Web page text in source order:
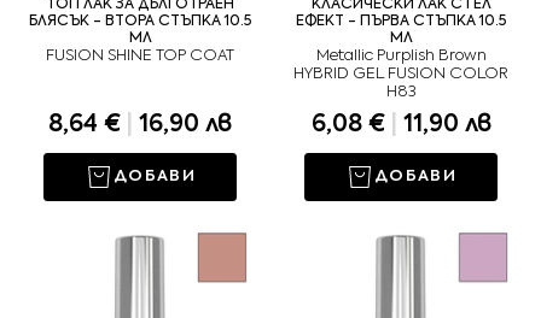
ТОП ЛАК ЗА ДЪЛГОТРАЕН
БЛЯСЪК - ВТОРА СТЪПКА 10.5
МЛ
FUSION SHINE TOP COAT
8,64 € 16,90 лв
ДОБАВИ
КЛАСИЧЕСКИ ЛАК С ГЕЛ
ЕФЕКТ - ПЪРВА СТЪПКА 10.5
МЛ
Metallic Purplish Brown
HYBRID GEL FUSION COLOR
H83
6,08 € 11,90 лв
ДОБАВИ